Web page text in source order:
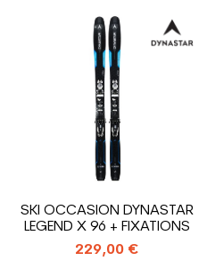
SKI OCCASION DYNASTAR
LEGEND X 96 + FIXATIONS
229,00 €